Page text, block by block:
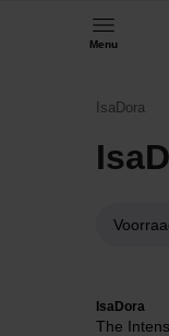
Menu
IsaDora
IsaDora
The